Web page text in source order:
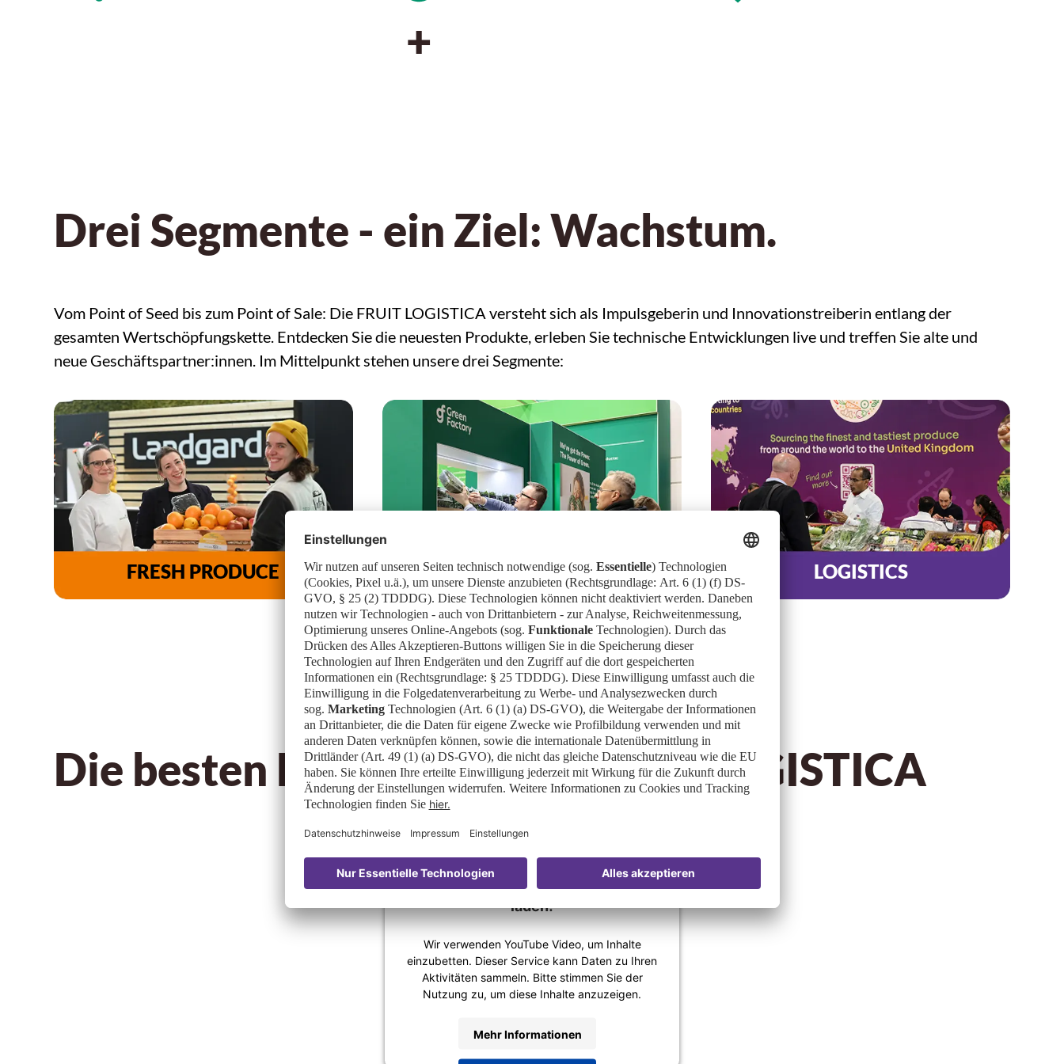
+
Drei Segmente - ein Ziel: Wachstum.
Vom Point of Seed bis zum Point of Sale: Die FRUIT LOGISTICA versteht sich als Impulsgeberin und Innovationstreiberin entlang der
gesamten Wertschöpfungskette. Entdecken Sie die neuesten Produkte, erleben Sie technische Entwicklungen live und treffen Sie alte und
neue Geschäftspartner:innen. Im Mittelpunkt stehen unsere drei Segmente:
FRESH PRODUCE MACHINERY & TECHNOLOGY LOGISTICS
Die besten Eindrücke der FRUIT LOGISTICA
Wir benötigen Ihre Zustimmung, um
denYouTube Video-Service zu
laden!
Wir verwenden YouTube Video, um Inhalte
einzubetten. Dieser Service kann Daten zu Ihren
Aktivitäten sammeln. Bitte stimmen Sie der
Nutzung zu, um diese Inhalte anzuzeigen.
Mehr Informationen